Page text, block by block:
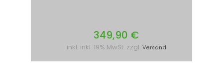
349,90 €
inkl. inkl. 19% MwSt. zzgl. Versand